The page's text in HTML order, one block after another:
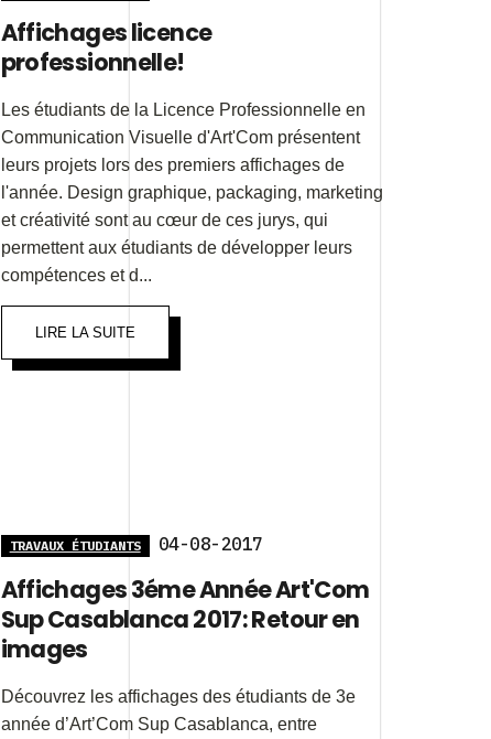
Affichages licence
professionnelle!
Les étudiants de la Licence Professionnelle en
Communication Visuelle d'Art'Com présentent
leurs projets lors des premiers affichages de
l'année. Design graphique, packaging, marketing
et créativité sont au cœur de ces jurys, qui
permettent aux étudiants de développer leurs
compétences et d...
LIRE LA SUITE
TRAVAUX ÉTUDIANTS 04-08-2017
Affichages 3éme Année Art'Com
Sup Casablanca 2017: Retour en
images
Découvrez les affichages des étudiants de 3e
année d’Art’Com Sup Casablanca, entre